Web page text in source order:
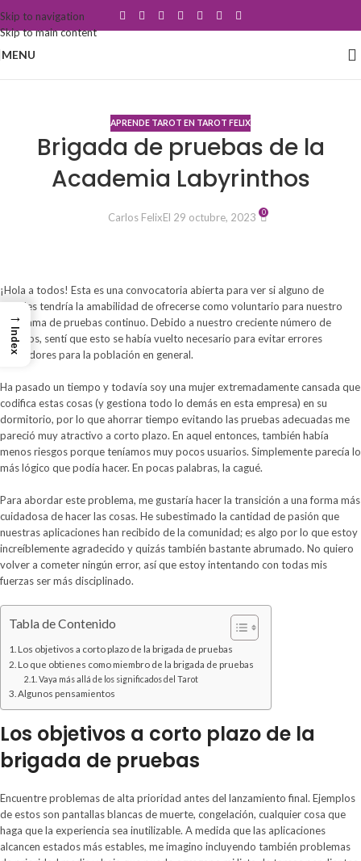
Skip to navigation
Skip to main content
MENU
APRENDE TAROT EN TAROT FELIX
Brigada de pruebas de la
Academia Labyrinthos
Carlos FelixEl 29 octubre, 2023 0
¡Hola a todos! Esta es una convocatoria abierta para ver si alguno de
ustedes tendría la amabilidad de ofrecerse como voluntario para nuestro
programa de pruebas continuo. Debido a nuestro creciente número de
usuarios, sentí que esto se había vuelto necesario para evitar errores
aterradores para la población en general.
Ha pasado un tiempo y todavía soy una mujer extremadamente cansada que
codifica estas cosas (y gestiona todo lo demás en esta empresa) en su
dormitorio, por lo que ahorrar tiempo evitando las pruebas adecuadas me
pareció muy atractivo a corto plazo. En aquel entonces, también había
menos riesgos porque teníamos muy pocos usuarios. Simplemente parecía lo
más lógico que podía hacer. En pocas palabras, la cagué.
Para abordar este problema, me gustaría hacer la transición a una forma más
cuidadosa de hacer las cosas. He subestimado la cantidad de pasión que
nuestras aplicaciones han recibido de la comunidad; es algo por lo que estoy
increíblemente agradecido y quizás también bastante abrumado. No quiero
volver a cometer ningún error, así que estoy intentando con todas mis
fuerzas ser más disciplinado.
Tabla de Contenido
Los objetivos a corto plazo de la brigada de pruebas
Lo que obtienes como miembro de la brigada de pruebas
Vaya más allá de los significados del Tarot
Algunos pensamientos
Los objetivos a corto plazo de la
brigada de pruebas
Encuentre problemas de alta prioridad antes del lanzamiento final. Ejemplos
de estos son pantallas blancas de muerte, congelación, cualquier cosa que
haga que la experiencia sea inutilizable. A medida que las aplicaciones
alcancen estados más estables, me imagino incluyendo también problemas
→
Index